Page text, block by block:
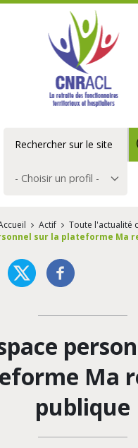
profil
Actif
Toute l'actualité
sur la plateforme Ma
Ma
publique